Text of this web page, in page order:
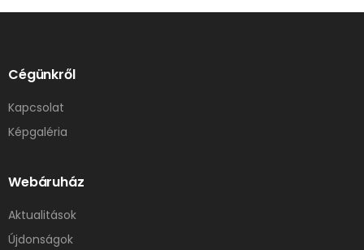
Cégünkről
Kapcsolat
Képgaléria
Webáruház
Aktualitások
Újdonságok